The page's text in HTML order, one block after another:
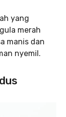
yang
merah
manis dan
nyemil.